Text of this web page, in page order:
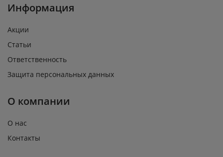
Информация
Акции
Статьи
Ответственность
Защита персональных данных
О компании
О нас
Контакты